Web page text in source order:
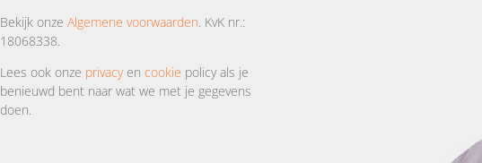
Bekijk onze Algemene voorwaarden . KvK nr.:
18068338.
Lees ook onze privacyen cookie policy als je
benieuwd bent naar wat we met je gegevens
doen.